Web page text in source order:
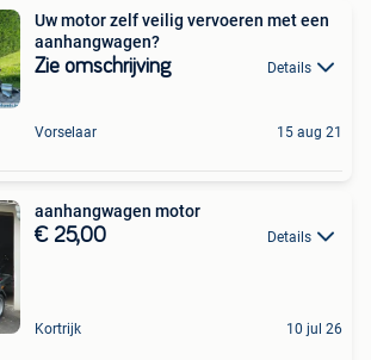
Uw motor zelf veilig vervoeren met een
aanhangwagen?
Zie omschrijving Details
Vorselaar 15 aug 21
aanhangwagen motor
€ 25,00 Details
Kortrijk 10 jul 26